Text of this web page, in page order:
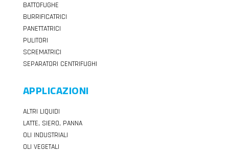
BATTOFUGHE
BURRIFICATRICI
PANETTATRICI
PULITORI
SCREMATRICI
SEPARATORI CENTRIFUGHI
APPLICAZIONI
ALTRI LIQUIDI
LATTE, SIERO, PANNA
OLI INDUSTRIALI
OLI VEGETALI